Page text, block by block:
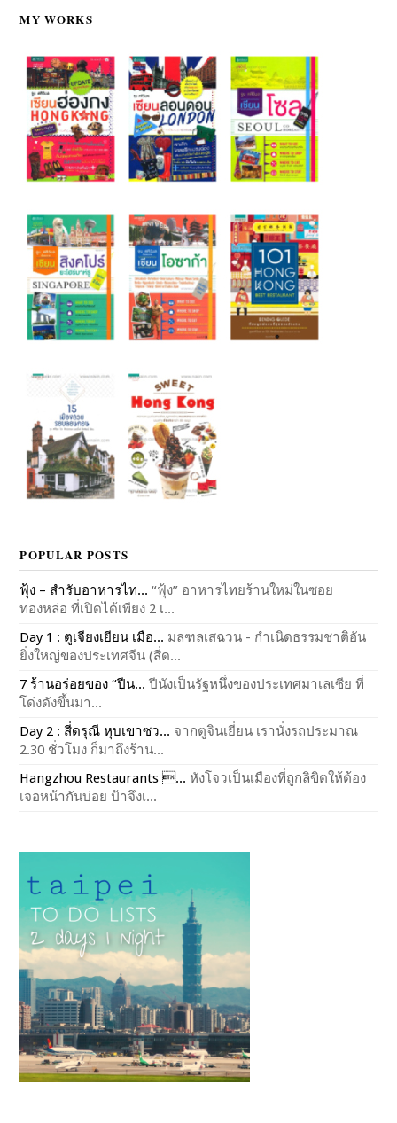
MY WORKS
POPULAR POSTS
ฟุ้ง – สำรับอาหารไท... “ฟุ้ง” อาหารไทยร้านใหม่ในซอย
ทองหล่อ ที่เปิดได้เพียง 2 เ...
Day 1 : ตูเจียงเยียน เมือ... มลฑลเสฉวน - กำเนิดธรรมชาติอัน
ยิ่งใหญ่ของประเทศจีน (สี่ด...
7 ร้านอร่อยของ “ปีน... ปีนังเป็นรัฐหนึ่งของประเทศมาเลเซีย ที่
โด่งดังขึ้นมา...
Day 2 : สี่ดรุณี หุบเขาซว... จากตูจินเยี่ยน เรานั่งรถประมาณ
2.30 ชั่วโมง ก็มาถึงร้าน...
Hangzhou Restaurants ... หังโจวเป็นเมืองที่ถูกลิขิตให้ต้อง
เจอหน้ากันบ่อย ป้าจึงเ...